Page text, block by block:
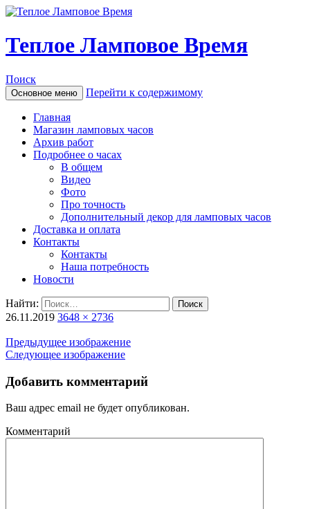
Теплое Ламповое Время
Поиск
Основное меню Перейти к содержимому
Главная
Магазин ламповых часов
Архив работ
Подробнее о часах
В общем
Видео
Фото
Про точность
Дополнительный декор для ламповых часов
Доставка и оплата
Контакты
Контакты
Наша потребность
Новости
Найти:
26.11.2019 3648 × 2736
Предыдущее изображение
Следующее изображение
Добавить комментарий
Ваш адрес email не будет опубликован.
Комментарий